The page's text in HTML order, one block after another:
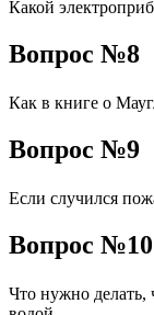
Какой
Вопрос №8
Как в книге о
Вопрос №9
Если случился
Вопрос №10
Что нужно делать,